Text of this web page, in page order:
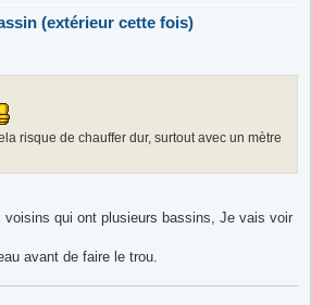
(extérieur cette fois)
risque de chauffer dur, surtout avec un mètre
voisins qui ont plusieurs bassins, Je vais voir
avant de faire le trou.